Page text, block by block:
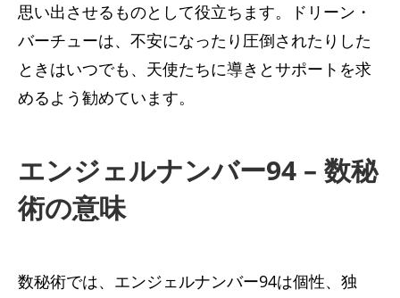
思い出させるものとして役立ちます。ドリーン・
バーチューは、不安になったり圧倒されたりした
ときはいつでも、天使たちに導きとサポートを求
めるよう勧めています。
エンジェルナンバー94 – 数秘
術の意味
数秘術では、エンジェルナンバー94は個性、独